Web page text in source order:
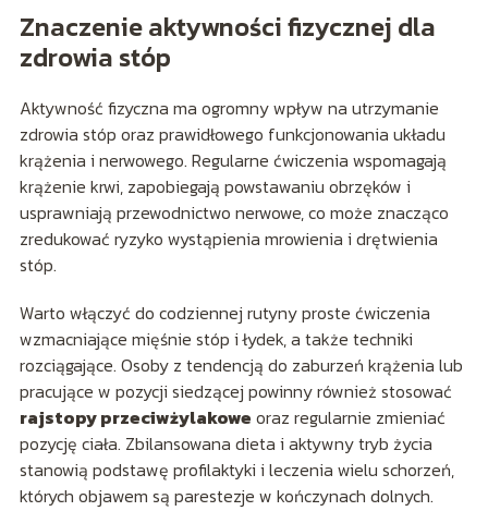
Znaczenie aktywności fizycznej dla
zdrowia stóp
Aktywność fizyczna ma ogromny wpływ na utrzymanie
zdrowia stóp oraz prawidłowego funkcjonowania układu
krążenia i nerwowego. Regularne ćwiczenia wspomagają
krążenie krwi, zapobiegają powstawaniu obrzęków i
usprawniają przewodnictwo nerwowe, co może znacząco
zredukować ryzyko wystąpienia mrowienia i drętwienia
stóp.
Warto włączyć do codziennej rutyny proste ćwiczenia
wzmacniające mięśnie stóp i łydek, a także techniki
rozciągające. Osoby z tendencją do zaburzeń krążenia lub
pracujące w pozycji siedzącej powinny również stosować
rajstopy przeciwżylakowe oraz regularnie zmieniać
pozycję ciała. Zbilansowana dieta i aktywny tryb życia
stanowią podstawę profilaktyki i leczenia wielu schorzeń,
których objawem są parestezje w kończynach dolnych.